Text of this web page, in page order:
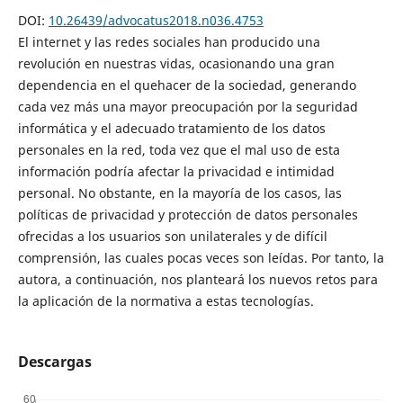
DOI: 10.26439/advocatus2018.n036.4753
El internet y las redes sociales han producido una
revolución en nuestras vidas, ocasionando una gran
dependencia en el quehacer de la sociedad, generando
cada vez más una mayor preocupación por la seguridad
informática y el adecuado tratamiento de los datos
personales en la red, toda vez que el mal uso de esta
información podría afectar la privacidad e intimidad
personal. No obstante, en la mayoría de los casos, las
políticas de privacidad y protección de datos personales
ofrecidas a los usuarios son unilaterales y de difícil
comprensión, las cuales pocas veces son leídas. Por tanto, la
autora, a continuación, nos planteará los nuevos retos para
la aplicación de la normativa a estas tecnologías.
Descargas